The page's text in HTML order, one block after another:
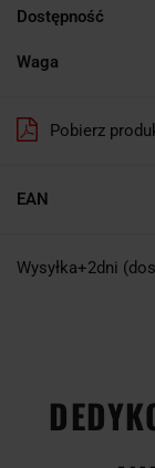
Dostępność
Waga
Pobierz
EAN
Wysyłka+2dni